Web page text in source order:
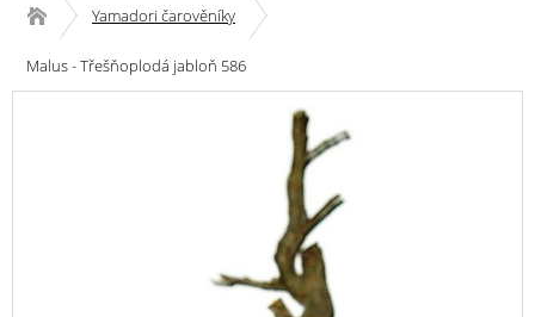
Yamadori čarověníky
Malus - Třešňoplodá jabloň 586